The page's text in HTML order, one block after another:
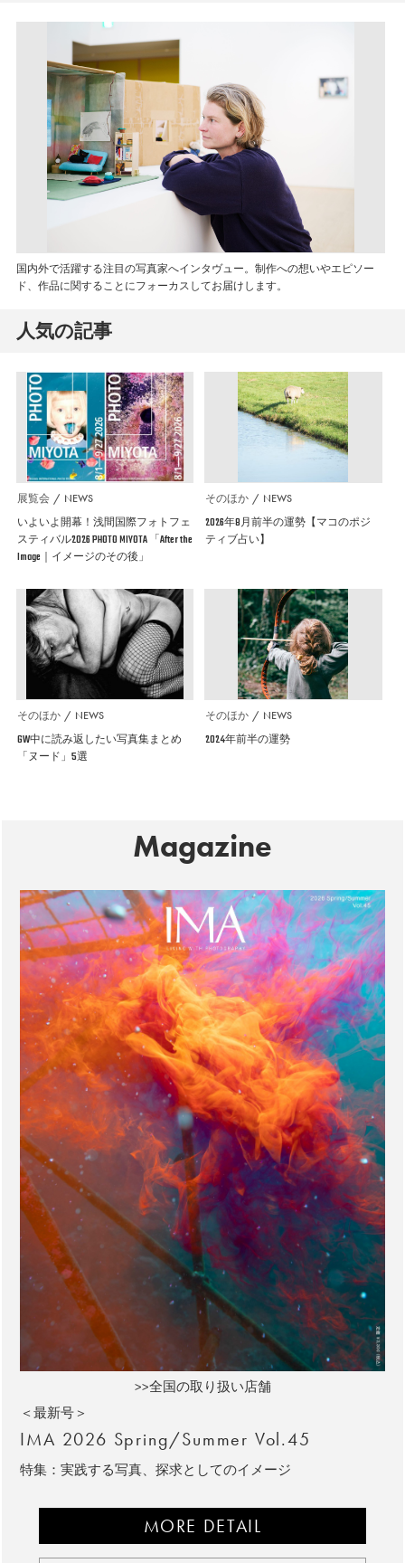
国内外で活躍する注目の写真家へインタヴュー。制作への想いやエピソー
ド、作品に関することにフォーカスしてお届けします。
人気の記事
展覧会 NEWS
いよいよ開幕！浅間国際フォトフェ
スティバル2026 PHOTO MIYOTA 「After the
Image｜イメージのその後」
そのほか NEWS
2026年8月前半の運勢【マコのポジ
ティブ占い】
そのほか NEWS
GW中に読み返したい写真集まとめ
「ヌード」5選
そのほか NEWS
2024年前半の運勢
Magazine
>>全国の取り扱い店舗
＜最新号＞
IMA 2026 Spring/Summer Vol.45
特集：実践する写真、探求としてのイメージ
MORE DETAIL